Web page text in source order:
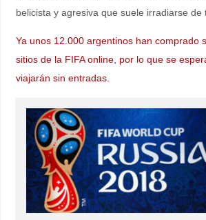
belicista y agresiva que suele irradiarse de
Ya unos 12.000 argentinos han comprado
sitios de la FIFA online, por lo que se
viajarán sin entradas.